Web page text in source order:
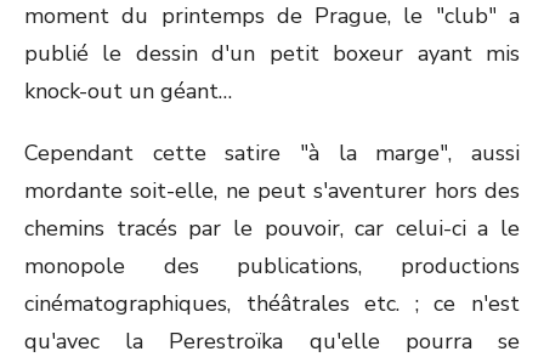
moment du printemps de Prague, le "club" a
publié le dessin d'un petit boxeur ayant mis
knock-out un géant…
Cependant cette satire "à la marge", aussi
mordante soit-elle, ne peut s'aventurer hors des
chemins tracés par le pouvoir, car celui-ci a le
monopole des publications, productions
cinématographiques, théâtrales etc. ; ce n'est
qu'avec la Perestroïka qu'elle pourra se